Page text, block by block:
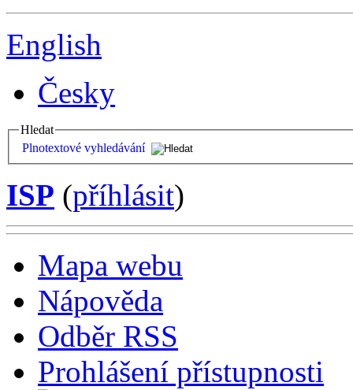
English
Česky
Hledat
Plnotextové vyhledávání
ISP (příhlásit)
Mapa webu
Nápověda
Odběr RSS
Prohlášení přístupnosti